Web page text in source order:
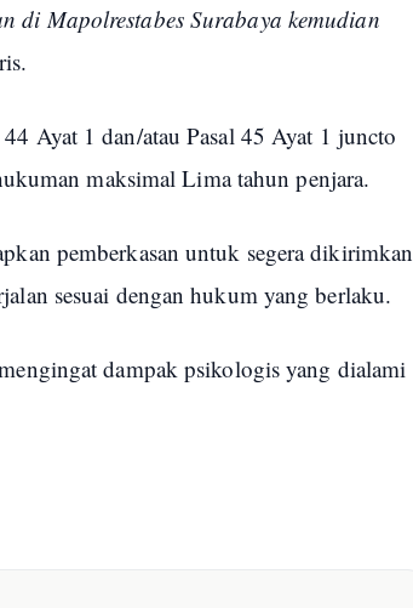
di Mapolrestabes Surabaya kemudian
Ayat 1 dan/atau Pasal 45 Ayat 1 juncto
maksimal Lima tahun penjara.
pemberkasan untuk segera dikirimkan
sesuai dengan hukum yang berlaku.
dampak psikologis yang dialami